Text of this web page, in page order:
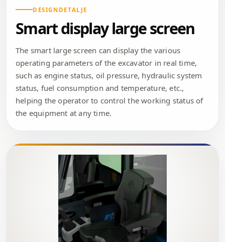
DESIGNDETALJE
Smart display large screen
The smart large screen can display the various
operating parameters of the excavator in real time,
such as engine status, oil pressure, hydraulic system
status, fuel consumption and temperature, etc.,
helping the operator to control the working status of
the equipment at any time.